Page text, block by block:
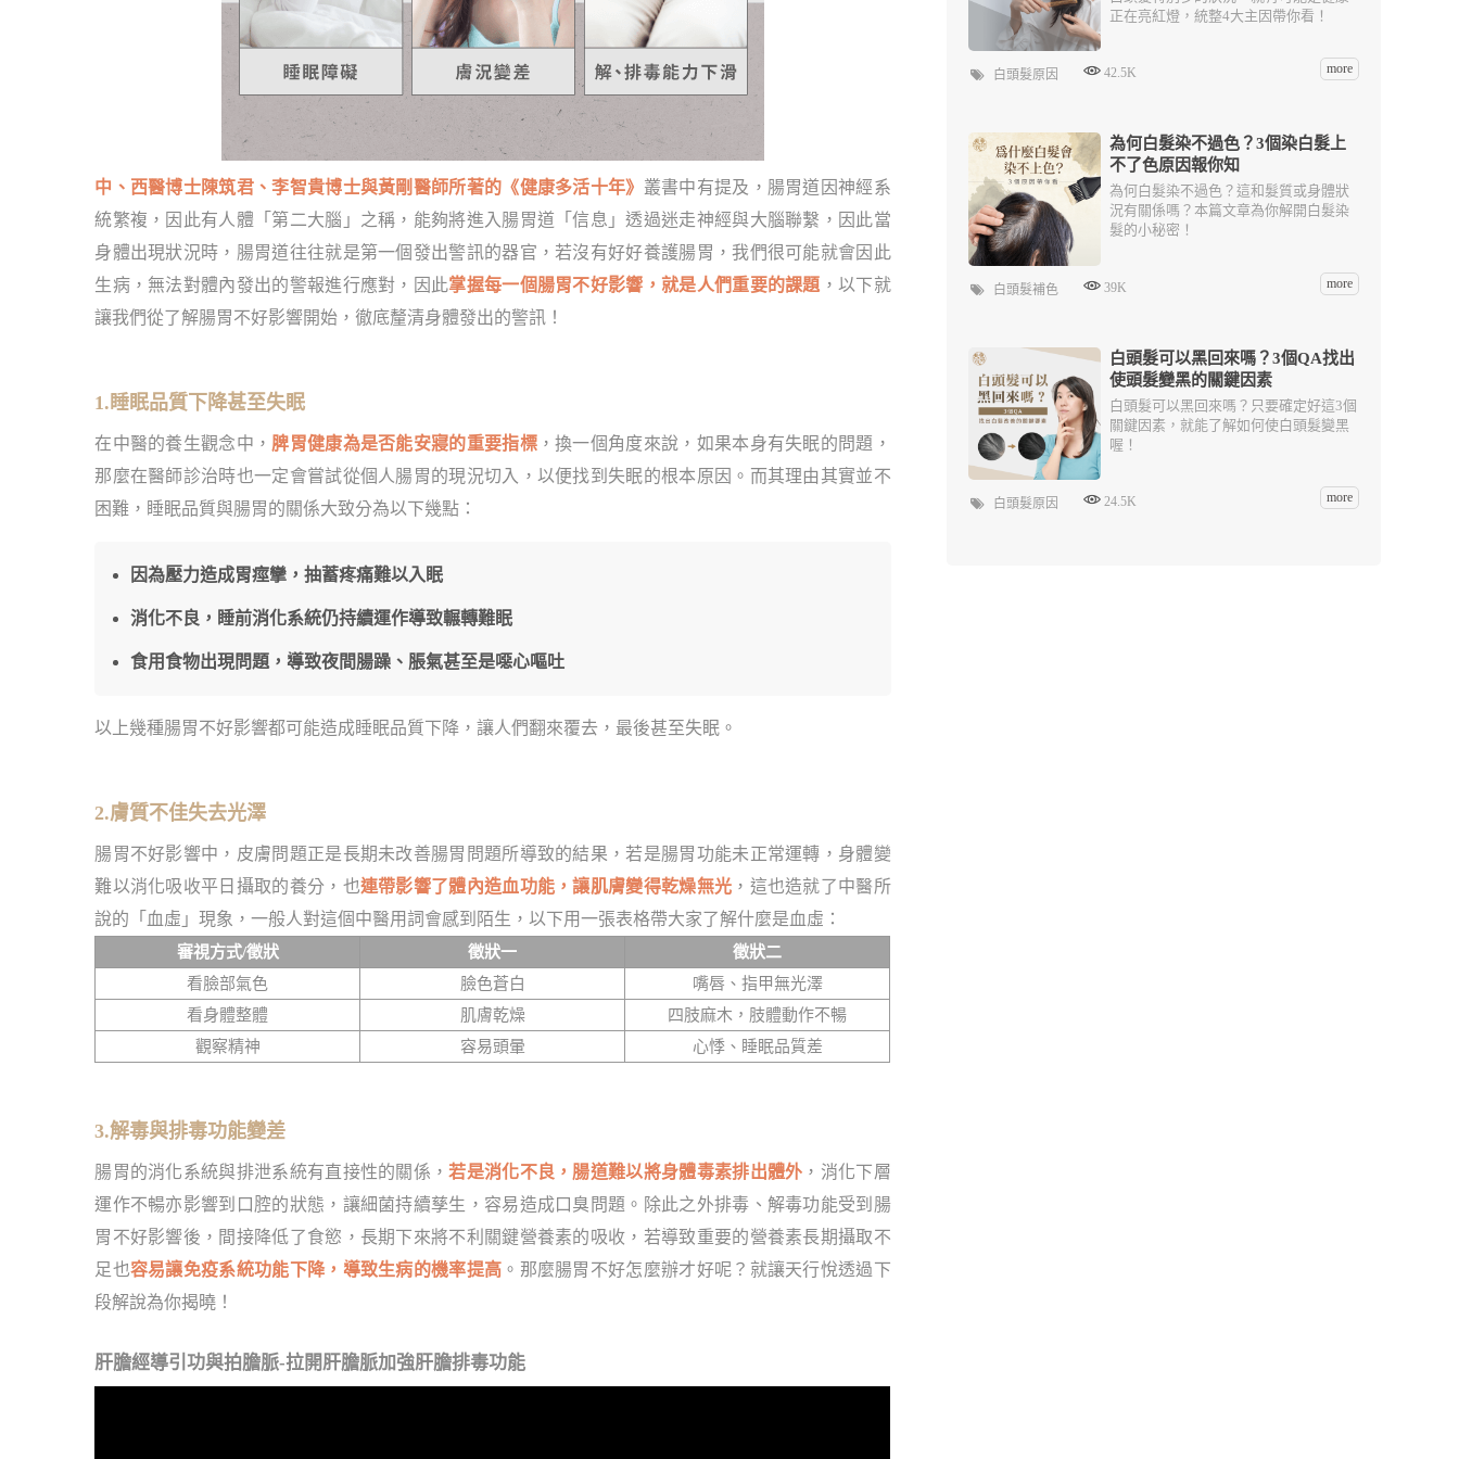
中、西醫博士陳筑君、李智貴博士與黃剛醫師所著的《健康多活十年》 叢書中有提及，腸胃道因神經系
統繁複，因此有人體「第二大腦」之稱，能夠將進入腸胃道「信息」透過迷走神經與大腦聯繫，因此當
身體出現狀況時，腸胃道往往就是第一個發出警訊的器官，若沒有好好養護腸胃，我們很可能就會因此
生病，無法對體內發出的警報進行應對，因此掌握每一個腸胃不好影響，就是人們重要的課題 ，以下就
讓我們從了解腸胃不好影響開始，徹底釐清身體發出的警訊！
1.睡眠品質下降甚至失眠
在中醫的養生觀念中， 脾胃健康為是否能安寢的重要指標，換一個角度來說，如果本身有失眠的問題，
那麼在醫師診治時也一定會嘗試從個人腸胃的現況切入，以便找到失眠的根本原因。而其理由其實並不
困難，睡眠品質與腸胃的關係大致分為以下幾點：
因為壓力造成胃痙攣，抽蓄疼痛難以入眠
消化不良，睡前消化系統仍持續運作導致輾轉難眠
食用食物出現問題，導致夜間腸躁、脹氣甚至是噁心嘔吐
以上幾種腸胃不好影響都可能造成睡眠品質下降，讓人們翻來覆去，最後甚至失眠。
2.膚質不佳失去光澤
腸胃不好影響中，皮膚問題正是長期未改善腸胃問題所導致的結果，若是腸胃功能未正常運轉，身體變
難以消化吸收平日攝取的養分，也連帶影響了體內造血功能，讓肌膚變得乾燥無光 ，這也造就了中醫所
說的「血虛」現象，一般人對這個中醫用詞會感到陌生，以下用一張表格帶大家了解什麼是血虛：
審視方式/徵狀 徵狀一
徵狀二
看臉部氣色
臉色蒼白
嘴唇、指甲無光澤
看身體整體
肌膚乾燥
四肢麻木，肢體動作不暢
觀察精神
容易頭暈 心悸、睡眠品質差
3.解毒與排毒功能變差
腸胃的消化系統與排泄系統有直接性的關係，若是消化不良，腸道難以將身體毒素排出體外 ，消化下層
運作不暢亦影響到口腔的狀態，讓細菌持續孳生，容易造成口臭問題。除此之外排毒、解毒功能受到腸
胃不好影響後，間接降低了食慾，長期下來將不利關鍵營養素的吸收，若導致重要的營養素長期攝取不
足也容易讓免疫系統功能下降，導致生病的機率提高 。那麼腸胃不好怎麼辦才好呢？就讓天行悅透過下
段解說為你揭曉！
肝膽經導引功與拍膽脈-拉開肝膽脈加強肝膽排毒功能
正在亮紅燈，統整4大主因帶你看！
白頭髮原因 42.5K more
為何白髮染不過色？3個染白髮上
不了色原因報你知
為何白髮染不過色？這和髮質或身體狀
況有關係嗎？本篇文章為你解開白髮染
髮的小秘密！
白頭髮補色 39K more
白頭髮可以黑回來嗎？3個QA找出
使頭髮變黑的關鍵因素
白頭髮可以黑回來嗎？只要確定好這3個
關鍵因素，就能了解如何使白頭髮變黑
喔！
白頭髮原因 24.5K more